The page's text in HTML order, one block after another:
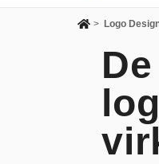
> Logo